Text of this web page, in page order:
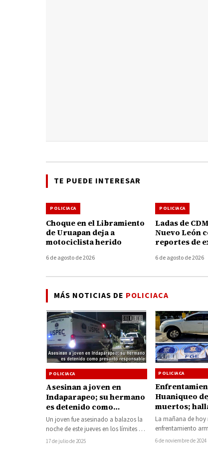
TE PUEDE INTERESAR
POLICIACA
Choque en el Libramiento
de Uruapan deja a
motociclista herido
6 de agosto de 2026
POLICIACA
Ladas de
Nuevo León
reportes de
6 de agosto de 2026
MÁS NOTICIAS DE POLICIACA
POLICIACA
Asesinan a joven en
Indaparapeo; su hermano
es detenido como
presunto responsable
Un joven fue asesinado a balazos la
noche de este jueves en los límites de
las colonias Centro…
17 de julio de 2025
POLICIACA
Huaniqueo
muertos;
camioneta
equipo
emblemas de
La mañana de hoy
enfrentamiento
población de
6 de noviembre de 2024